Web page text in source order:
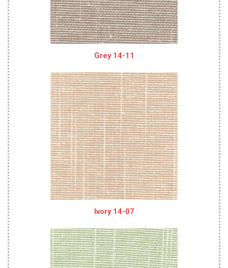
Grey 14-11
Ivory 14-07